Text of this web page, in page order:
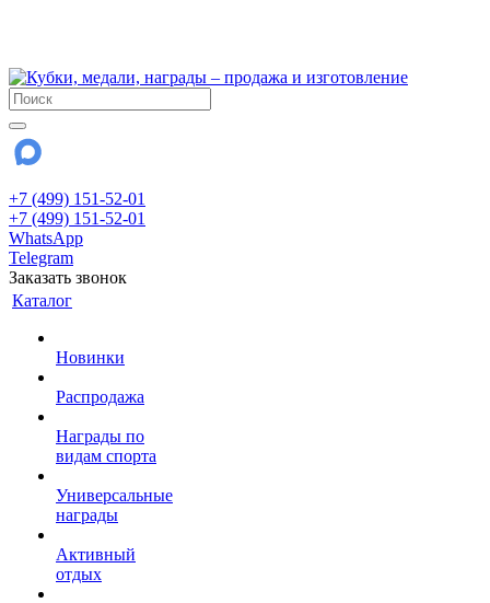
+7 (499) 151-52-01
+7 (499) 151-52-01
WhatsApp
Telegram
Заказать звонок
Каталог
Новинки
Распродажа
Награды по
видам спорта
Универсальные
награды
Активный
отдых